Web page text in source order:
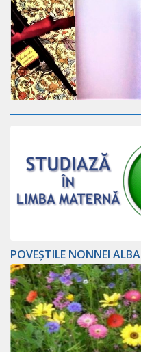
POVEȘTILE NONNEI ALBA